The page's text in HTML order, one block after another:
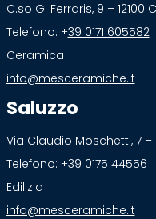
C.so G. Ferraris, 9 – 12100
Telefono: +39 0171 605582
Ceramica
info@mesceramiche.it
Saluzzo
Via Claudio Moschetti, 7 –
Telefono: +39 0175 44556
Edilizia
info@mesceramiche.it